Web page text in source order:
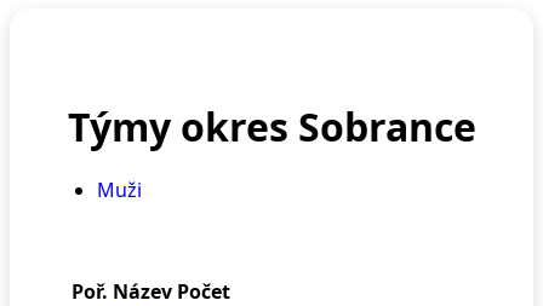
Týmy okres Sobrance
Muži
Poř. Název Počet